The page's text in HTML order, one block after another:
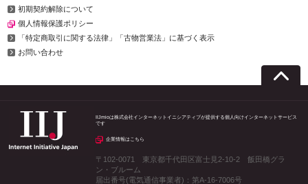
初期契約解除について
個人情報保護ポリシー
「特定商取引に関する法律」「古物営業法」に基づく表示
お問い合わせ
IIJmioは株式会社インターネットイニシアティブが提供する個人向けインターネットサービス
です
企業情報はこちら
〒102-0071 東京都千代田区富士見2-10-2 飯田橋グラ
ン・ブルーム
届出番号(電気通信事業者)：第A-16-7006号